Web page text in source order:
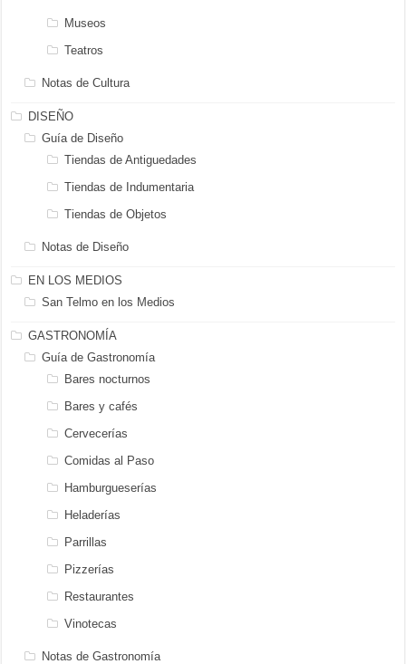
Museos
Teatros
Notas de Cultura
DISEÑO
Guía de Diseño
Tiendas de Antiguedades
Tiendas de Indumentaria
Tiendas de Objetos
Notas de Diseño
EN LOS MEDIOS
San Telmo en los Medios
GASTRONOMÍA
Guía de Gastronomía
Bares nocturnos
Bares y cafés
Cervecerías
Comidas al Paso
Hamburgueserías
Heladerías
Parrillas
Pizzerías
Restaurantes
Vinotecas
Notas de Gastronomía